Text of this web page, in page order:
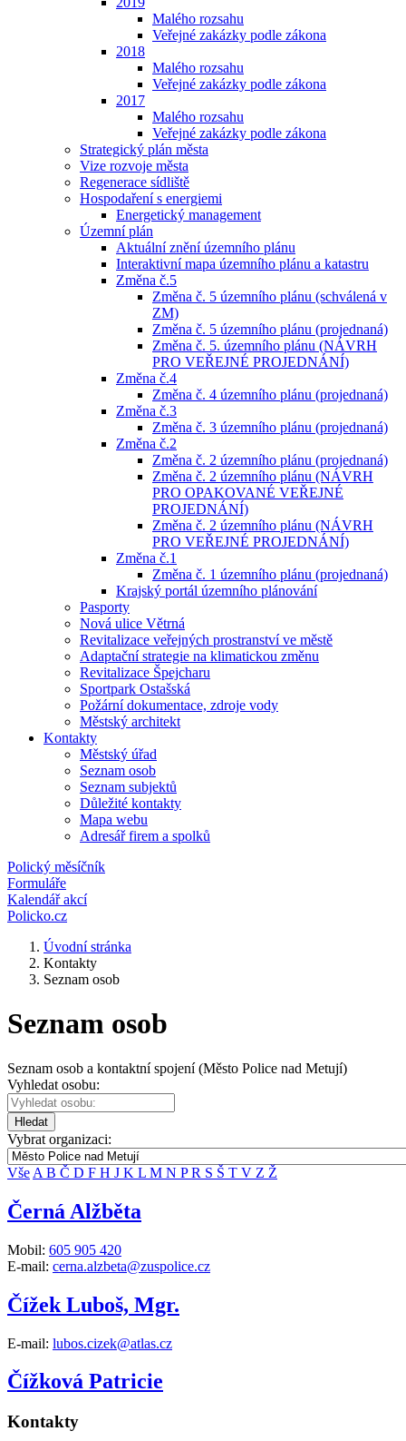
Malého rozsahu
Veřejné zakázky podle zákona
2018
Malého rozsahu
Veřejné zakázky podle zákona
2017
Malého rozsahu
Veřejné zakázky podle zákona
Strategický plán města
Vize rozvoje města
Regenerace sídliště
Hospodaření s energiemi
Energetický management
Územní plán
Aktuální znění územního plánu
Interaktivní mapa územního plánu a katastru
Změna č.5
Změna č. 5 územního plánu (schválená v
ZM)
Změna č. 5 územního plánu (projednaná)
Změna č. 5. územního plánu (NÁVRH
PRO VEŘEJNÉ PROJEDNÁNÍ)
Změna č.4
Změna č. 4 územního plánu (projednaná)
Změna č.3
Změna č. 3 územního plánu (projednaná)
Změna č.2
Změna č. 2 územního plánu (projednaná)
Změna č. 2 územního plánu (NÁVRH
PRO OPAKOVANÉ VEŘEJNÉ
PROJEDNÁNÍ)
Změna č. 2 územního plánu (NÁVRH
PRO VEŘEJNÉ PROJEDNÁNÍ)
Změna č.1
Změna č. 1 územního plánu (projednaná)
Krajský portál územního plánování
Pasporty
Nová ulice Větrná
Revitalizace veřejných prostranství ve městě
Adaptační strategie na klimatickou změnu
Revitalizace Špejcharu
Sportpark Ostašská
Požární dokumentace, zdroje vody
Městský architekt
Kontakty
Městský úřad
Seznam osob
Seznam subjektů
Důležité kontakty
Mapa webu
Adresář firem a spolků
Polický měsíčník
Formuláře
Kalendář akcí
Policko.cz
Úvodní stránka
Kontakty
Seznam osob
Seznam osob
Seznam osob a kontaktní spojení (Město Police nad Metují)
Vyhledat osobu:
Hledat
Vybrat organizaci:
Vše A B Č D F H J K L M N PR S Š T V Z Ž
Černá Alžběta
Mobil: 605 905 420
E-mail: cerna.alzbeta@zuspolice.cz
Čížek Luboš, Mgr.
E-mail: lubos.cizek@atlas.cz
Čížková Patricie
Kontakty